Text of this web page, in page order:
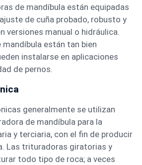
de mandíbula están equipadas
de cuña probado, robusto y
versiones manual o hidráulica.
están tan bien
instalarse en aplicaciones
de pernos.
generalmente se utilizan
de mandíbula para la
y terciaria, con el fin de producir
Las trituradoras giratorias y
todo tipo de roca; a veces